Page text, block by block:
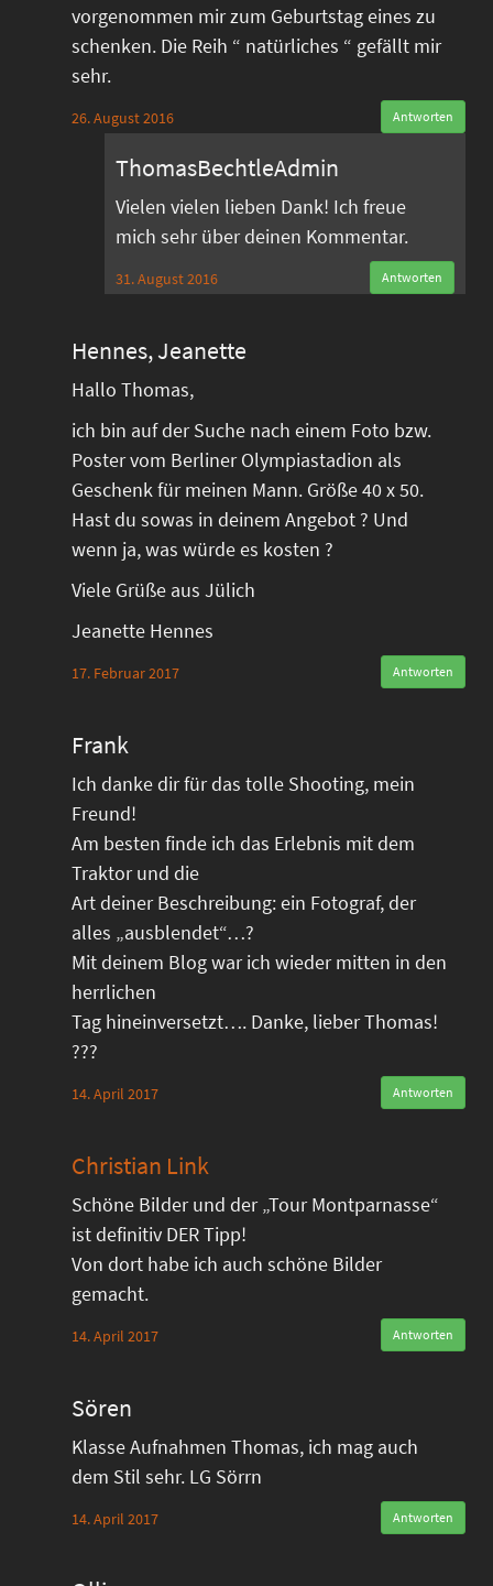
vorgenommen mir zum Geburtstag eines zu
schenken. Die Reih “ natürliches “ gefällt mir
sehr.
26. August 2016 Antworten
ThomasBechtleAdmin
Vielen vielen lieben Dank! Ich freue
mich sehr über deinen Kommentar.
31. August 2016 Antworten
Hennes, Jeanette
Hallo Thomas,
ich bin auf der Suche nach einem Foto bzw.
Poster vom Berliner Olympiastadion als
Geschenk für meinen Mann. Größe 40 x 50.
Hast du sowas in deinem Angebot ? Und
wenn ja, was würde es kosten ?
Viele Grüße aus Jülich
Jeanette Hennes
17. Februar 2017 Antworten
Frank
Ich danke dir für das tolle Shooting, mein
Freund!
Am besten finde ich das Erlebnis mit dem
Traktor und die
Art deiner Beschreibung: ein Fotograf, der
alles „ausblendet“…?
Mit deinem Blog war ich wieder mitten in den
herrlichen
Tag hineinversetzt…. Danke, lieber Thomas!
???
14. April 2017 Antworten
Christian Link
Schöne Bilder und der „Tour Montparnasse“
ist definitiv DER Tipp!
Von dort habe ich auch schöne Bilder
gemacht.
14. April 2017 Antworten
Sören
Klasse Aufnahmen Thomas, ich mag auch
dem Stil sehr. LG Sörrn
14. April 2017 Antworten